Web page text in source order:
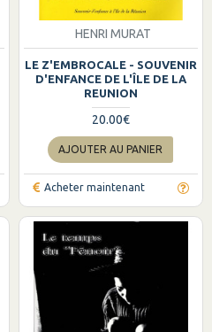
HENRI MURAT
LE Z'EMBROCALE - SOUVENIR
D'ENFANCE DE L'ÎLE DE LA
REUNION
20.00€
AJOUTER AU PANIER
Acheter maintenant